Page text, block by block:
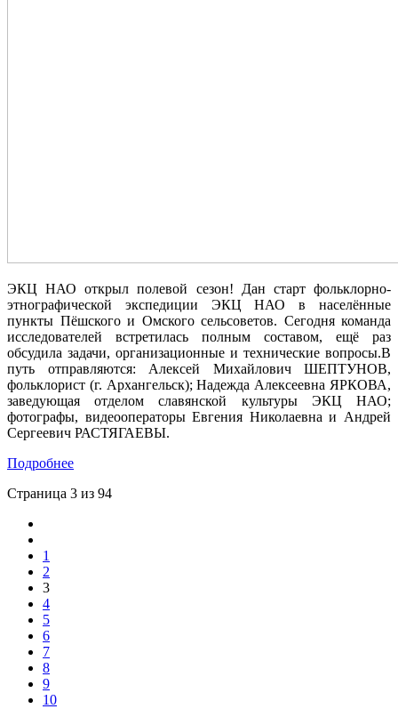
ЭКЦ НАО открыл полевой сезон! Дан старт фольклорно‑
этнографической экспедиции ЭКЦ НАО в населённые
пункты Пёшского и Омского сельсоветов. Сегодня команда
исследователей встретилась полным составом, ещё раз
обсудила задачи, организационные и технические вопросы.В
путь отправляются: Алексей Михайлович ШЕПТУНОВ,
фольклорист (г. Архангельск); Надежда Алексеевна ЯРКОВА,
заведующая отделом славянской культуры ЭКЦ НАО;
фотографы, видеооператоры Евгения Николаевна и Андрей
Сергеевич РАСТЯГАЕВЫ.
Подробнее
Страница 3 из 94
1
2
3
4
5
6
7
8
9
10